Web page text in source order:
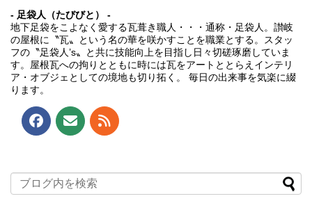
- 足袋人（たびびと） -
地下足袋をこよなく愛する瓦葺き職人・・・通称・足袋人。讃岐
の屋根に〝瓦〟という名の華を咲かすことを職業とする。スタッ
フの〝足袋人’s〟と共に技能向上を目指し日々切磋琢磨していま
す。屋根瓦への拘りとともに時には瓦をアートととらえインテリ
ア・オブジェとしての境地も切り拓く。 毎日の出来事を気楽に綴
ります。